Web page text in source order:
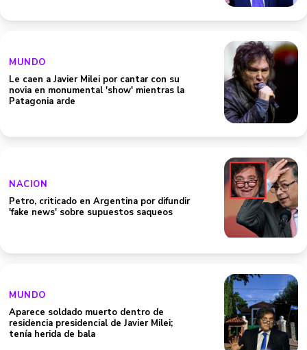
MUNDO
Le caen a Javier Milei por cantar con su
novia en monumental 'show' mientras la
Patagonia arde
NACION
Petro, criticado en Argentina por difundir
'fake news' sobre supuestos saqueos
MUNDO
Aparece soldado muerto dentro de
residencia presidencial de Javier Milei;
tenía herida de bala